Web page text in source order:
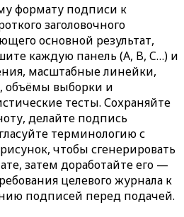
формату подписи к
заголовочного
основной результат,
каждую панель (A, B, C…) и
масштабные линейки,
объёмы выборки и
тесты. Сохраняйте
делайте подпись
терминологию с
чтобы сгенерировать
затем доработайте его —
целевого журнала к
подписей перед подачей.